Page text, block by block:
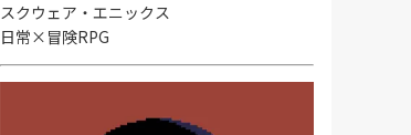
スクウェア・エニックス
日常×冒険RPG